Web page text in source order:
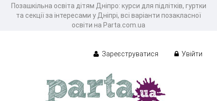
Позашкільна освіта дітям Дніпро: курси для підлітків, гуртки
та секції за інтересами у Дніпрі, всі варіанти позакласної
освіти на Parta.com.ua
Зареєструватися Увійти